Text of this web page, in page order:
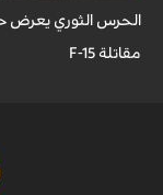
الحرس الثوري يعرض
مقاتلة F-15